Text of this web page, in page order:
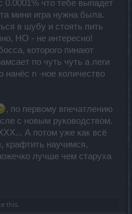
что тебе выпадет
мини игра нужна была.
в шубу и стоять пить
НО - не интересно!
которого пинают
по чуть чуть а леги
нанёс n -ное количество
, по первому впечатлению
с новым руководством.
А потом уже как всё
крафтить научимся,
лучше чем старуха
this.